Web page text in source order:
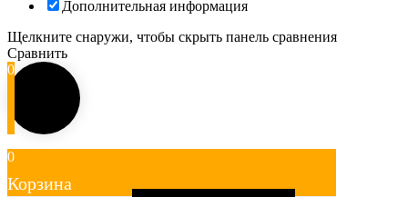
Дополнительная информация
Щелкните снаружи, чтобы скрыть панель сравнения
Сравнить
0
0
Корзина